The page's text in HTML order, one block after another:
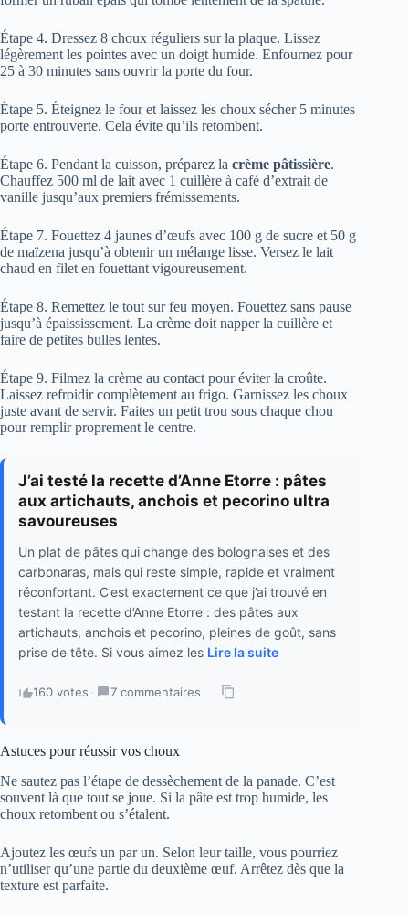
Étape 4. Dressez 8 choux réguliers sur la plaque. Lissez
légèrement les pointes avec un doigt humide. Enfournez pour
25 à 30 minutes sans ouvrir la porte du four.
Étape 5. Éteignez le four et laissez les choux sécher 5 minutes
porte entrouverte. Cela évite qu’ils retombent.
Étape 6. Pendant la cuisson, préparez la crème pâtissière.
Chauffez 500 ml de lait avec 1 cuillère à café d’extrait de
vanille jusqu’aux premiers frémissements.
Étape 7. Fouettez 4 jaunes d’œufs avec 100 g de sucre et 50 g
de maïzena jusqu’à obtenir un mélange lisse. Versez le lait
chaud en filet en fouettant vigoureusement.
Étape 8. Remettez le tout sur feu moyen. Fouettez sans pause
jusqu’à épaississement. La crème doit napper la cuillère et
faire de petites bulles lentes.
Étape 9. Filmez la crème au contact pour éviter la croûte.
Laissez refroidir complètement au frigo. Garnissez les choux
juste avant de servir. Faites un petit trou sous chaque chou
pour remplir proprement le centre.
J’ai testé la recette d’Anne Etorre : pâtes
aux artichauts, anchois et pecorino ultra
savoureuses
Un plat de pâtes qui change des bolognaises et des
carbonaras, mais qui reste simple, rapide et vraiment
réconfortant. C’est exactement ce que j’ai trouvé en
testant la recette d’Anne Etorre : des pâtes aux
artichauts, anchois et pecorino, pleines de goût, sans
prise de tête. Si vous aimez les Lire la suite
160 votes · 7 commentaires ·
Astuces pour réussir vos choux
Ne sautez pas l’étape de dessèchement de la panade. C’est
souvent là que tout se joue. Si la pâte est trop humide, les
choux retombent ou s’étalent.
Ajoutez les œufs un par un. Selon leur taille, vous pourriez
n’utiliser qu’une partie du deuxième œuf. Arrêtez dès que la
texture est parfaite.